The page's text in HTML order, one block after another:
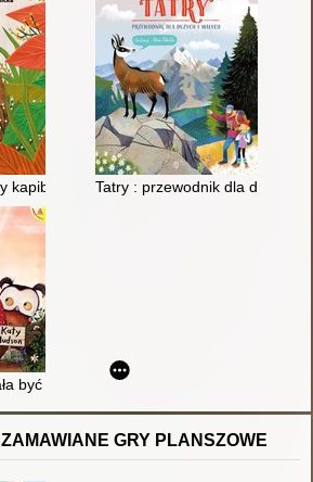
kapibarami Tatry : przewodnik dla dużych i
być królikiem
GRY PLANSZOWE